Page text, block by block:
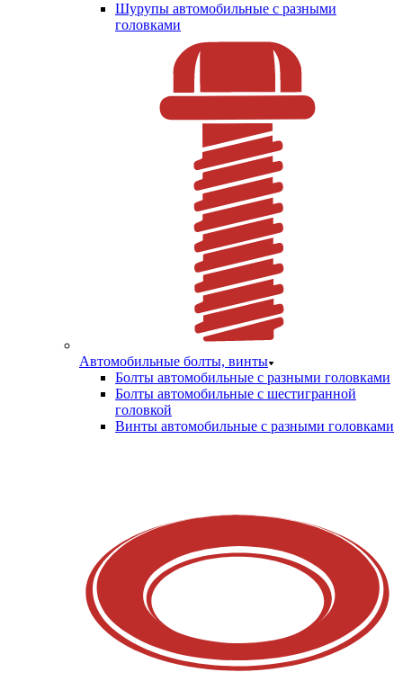
Шурупы автомобильные с разными
головками
Автомобильные болты, винты
Болты автомобильные с разными головками
Болты автомобильные с шестигранной
головкой
Винты автомобильные с разными головками